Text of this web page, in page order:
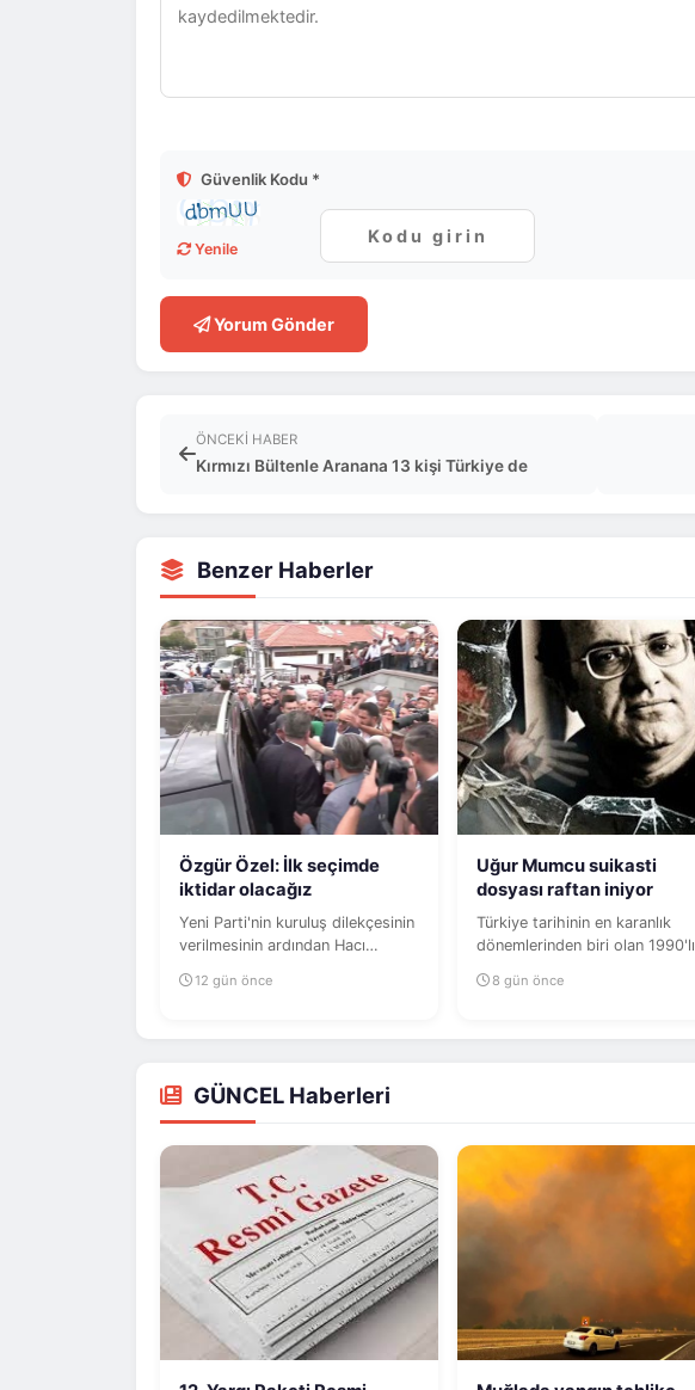
Güvenlik Kodu *
Yenile
Yorum Gönder
ÖNCEKI HABER
Kırmızı Bültenle Aranana 13 kişi Türkiye de
Benzer Haberler
Özgür Özel: İlk seçimde
iktidar olacağız
Yeni Parti'nin kuruluş dilekçesinin
verilmesinin ardından Hacı
12 gün önce
Uğur Mumcu suikasti
dosyası raftan iniyor
Türkiye tarihinin en karanlık
dönemlerinden biri olan 1990'lı
8 gün önce
GÜNCEL Haberleri